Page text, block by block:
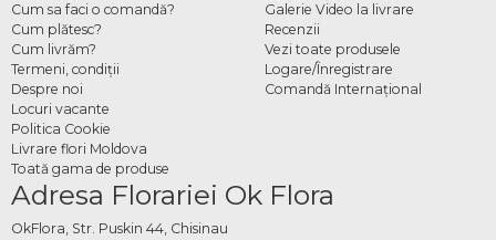
Cum sa faci o comandă?
Cum plătesc?
Cum livrăm?
Termeni, condiţii
Despre noi
Locuri vacante
Politica Cookie
Livrare flori Moldova
Toată gama de produse
Galerie Video la livrare
Recenzii
Vezi toate produsele
Logare/Înregistrare
Comandă Internațional
Adresa Florariei Ok Flora
OkFlora, Str. Puskin 44, Chisinau